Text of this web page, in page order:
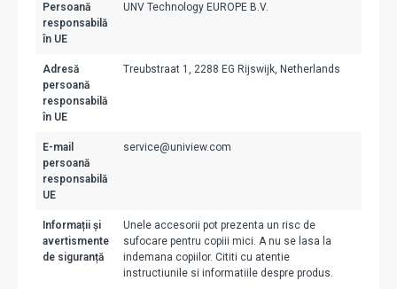
Persoană
responsabilă
în UE
UNV Technology EUROPE B.V.
Adresă
persoană
responsabilă
în UE
Treubstraat 1, 2288 EG Rijswijk, Netherlands
E-mail
persoană
responsabilă
UE
service@uniview.com
Informații și
avertismente
de siguranță
Unele accesorii pot prezenta un risc de
sufocare pentru copiii mici. A nu se lasa la
indemana copiilor. Cititi cu atentie
instructiunile si informatiile despre produs.